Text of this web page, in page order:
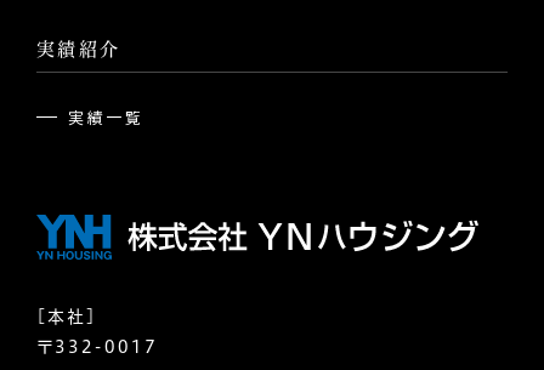
実績紹介
実績一覧
[本社]
〒332-0017